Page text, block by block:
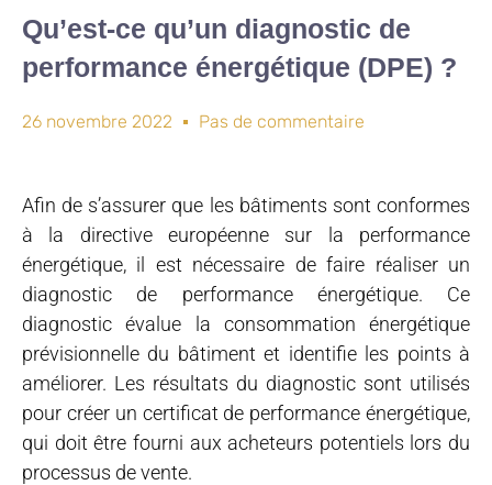
Qu’est-ce qu’un diagnostic de
performance énergétique (DPE) ?
26 novembre 2022 Pas de commentaire
Afin de s’assurer que les bâtiments sont conformes
à la directive européenne sur la performance
énergétique, il est nécessaire de faire réaliser un
diagnostic de performance énergétique. Ce
diagnostic évalue la consommation énergétique
prévisionnelle du bâtiment et identifie les points à
améliorer. Les résultats du diagnostic sont utilisés
pour créer un certificat de performance énergétique,
qui doit être fourni aux acheteurs potentiels lors du
processus de vente.